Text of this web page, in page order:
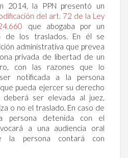
2014, la PPN presentó un
del art. 72 de la Ley
que abogaba por un
de los traslados. En él se
administrativa que prevea
privada de libertad de un
con las razones que lo
notificada a la persona
pueda ejercer su derecho
deberá ser elevada al juez,
o no el traslado. En caso de
persona detenida con el
a una audiencia oral
la persona contará con